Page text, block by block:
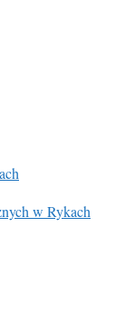
w Rykach